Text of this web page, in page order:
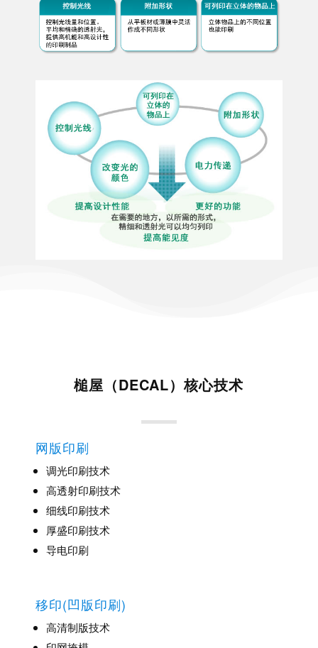
槌屋（DECAL）核心技术
网版印刷
调光印刷技术
高透射印刷技术
细线印刷技术
厚盛印刷技术
导电印刷
移印(凹版印刷)
高清制版技术